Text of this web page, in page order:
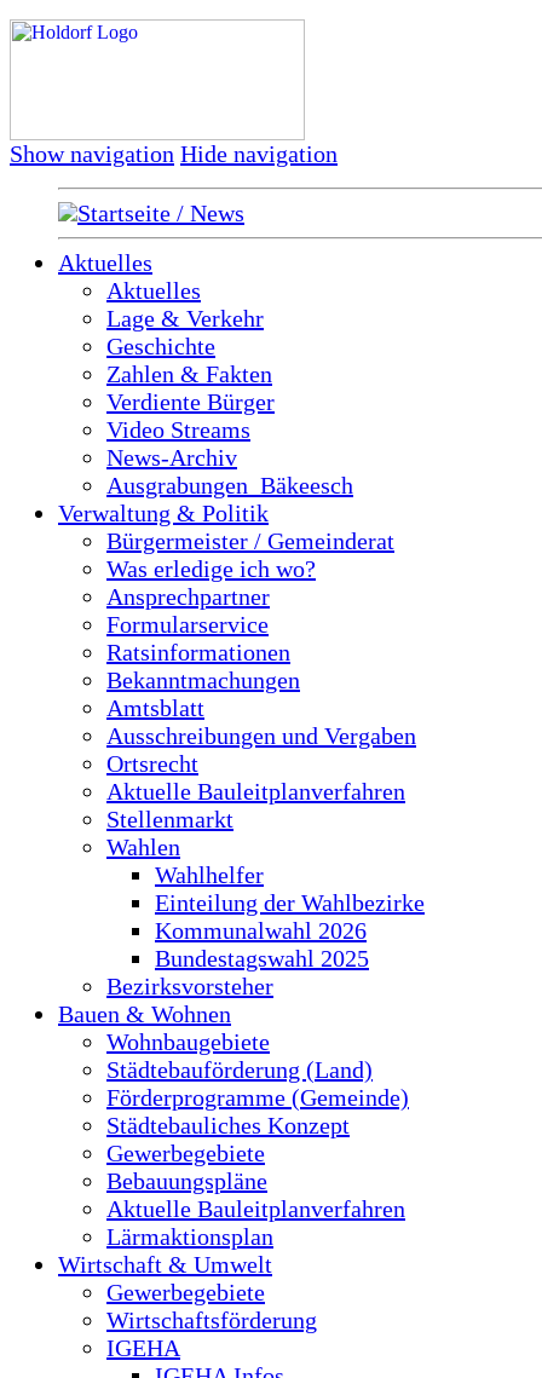
Show navigation Hide navigation
Startseite / News
Aktuelles
Aktuelles
Lage & Verkehr
Geschichte
Zahlen & Fakten
Verdiente Bürger
Video Streams
News-Archiv
Ausgrabungen_Bäkeesch
Verwaltung & Politik
Bürgermeister / Gemeinderat
Was erledige ich wo?
Ansprechpartner
Formularservice
Ratsinformationen
Bekanntmachungen
Amtsblatt
Ausschreibungen und Vergaben
Ortsrecht
Aktuelle Bauleitplanverfahren
Stellenmarkt
Wahlen
Wahlhelfer
Einteilung der Wahlbezirke
Kommunalwahl 2026
Bundestagswahl 2025
Bezirksvorsteher
Bauen & Wohnen
Wohnbaugebiete
Städtebauförderung (Land)
Förderprogramme (Gemeinde)
Städtebauliches Konzept
Gewerbegebiete
Bebauungspläne
Aktuelle Bauleitplanverfahren
Lärmaktionsplan
Wirtschaft & Umwelt
Gewerbegebiete
Wirtschaftsförderung
IGEHA